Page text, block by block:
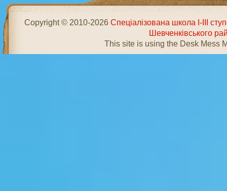
Copyright © 2010-2026Спеціалізована школа І-ІІІ
Шевченківського
This site is using the Desk Mess